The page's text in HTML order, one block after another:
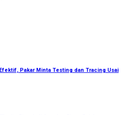
Pakar Minta Testing dan Tracing Usai